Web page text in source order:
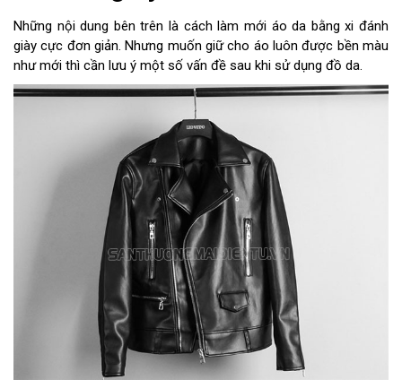
Những nội dung bên trên là cách làm mới áo da bằng xi đánh
giày cực đơn giản. Nhưng muốn giữ cho áo luôn được bền màu
như mới thì cần lưu ý một số vấn đề sau khi sử dụng đồ da.